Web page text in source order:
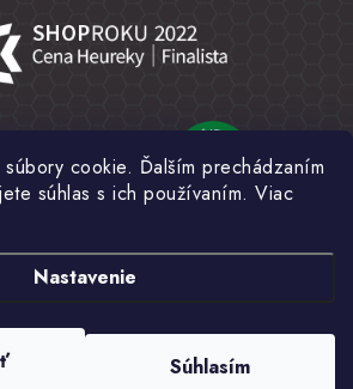
cookie. Ďalším prechádzaním
súhlas s ich používaním. Viac
Nastavenie
Súhlasím
. Všetky práva vyhradené.Upraviť nastavenie